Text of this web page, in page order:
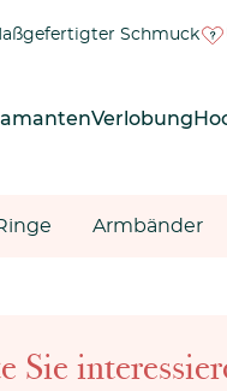
Schmuck
Verlobung
Armbänder
Sie